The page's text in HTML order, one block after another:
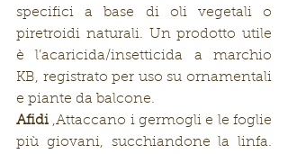
specifici a base di oli vegetali o
piretroidi naturali. Un prodotto utile
è l’acaricida/insetticida a marchio
KB, registrato per uso su ornamentali
e piante da balcone.
Afidi ,Attaccano i germogli e le foglie
più giovani, succhiandone la linfa.